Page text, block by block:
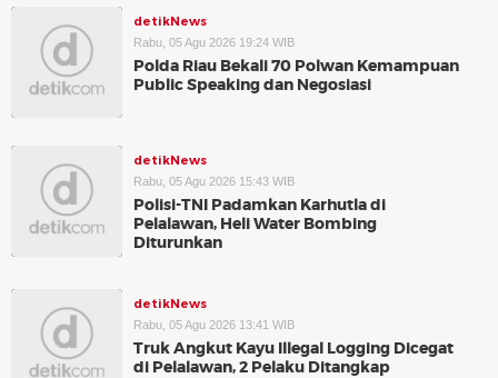
detikNews
Rabu, 05 Agu 2026 19:24 WIB
Polda Riau Bekali 70 Polwan Kemampuan
Public Speaking dan Negosiasi
detikNews
Rabu, 05 Agu 2026 15:43 WIB
Polisi-TNI Padamkan Karhutla di
Pelalawan, Heli Water Bombing
Diturunkan
detikNews
Rabu, 05 Agu 2026 13:41 WIB
Truk Angkut Kayu Illegal Logging Dicegat
di Pelalawan, 2 Pelaku Ditangkap